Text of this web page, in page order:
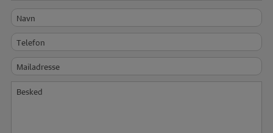
Navn
Telefon
Mailadresse
Besked